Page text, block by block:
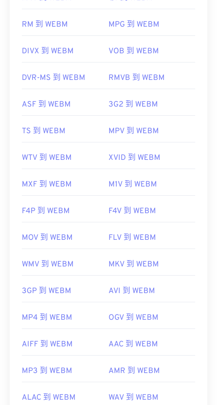
Microsoft 瀏覽器沒有內建 WebM 編解碼器。因此，
援 WEBM 檔案。
由以下公司開發： ;CoreCode。
https://en.wikipedia.org/wiki/WebM
RM 到 WEBM MPG 到 WEBM
DIVX 到 WEBM VOB 到 WEBM
DVR-MS 到 WEBM RMVB 到 WEBM
ASF 到 WEBM 3G2 到 WEBM
TS 到 WEBM MPV 到 WEBM
WTV 到 WEBM XVID 到 WEBM
MXF 到 WEBM M1V 到 WEBM
F4P 到 WEBM F4V 到 WEBM
MOV 到 WEBM FLV 到 WEBM
WMV 到 WEBM MKV 到 WEBM
3GP 到 WEBM AVI 到 WEBM
MP4 到 WEBM OGV 到 WEBM
AIFF 到 WEBM AAC 到 WEBM
MP3 到 WEBM AMR 到 WEBM
ALAC 到 WEBM WAV 到 WEBM